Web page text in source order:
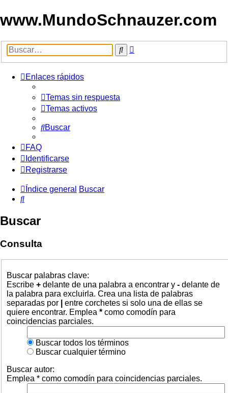
www.MundoSchnauzer.com
Buscar
Enlaces rápidos
Temas sin respuesta
Temas activos
Buscar
FAQ
Identificarse
Registrarse
Índice general Buscar
Buscar
Buscar
Consulta
Buscar palabras clave:
Escribe + delante de una palabra a encontrar y - delante de
la palabra para excluirla. Crea una lista de palabras
separadas por
entre corchetes si solo una de ellas se
quiere encontrar. Emplea * como comodín para
coincidencias parciales.
Buscar todos los términos
Buscar cualquier término
Buscar autor:
Emplea * como comodín para coincidencias parciales.